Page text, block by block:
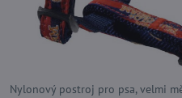
Nylonový postroj pro psa, velmi